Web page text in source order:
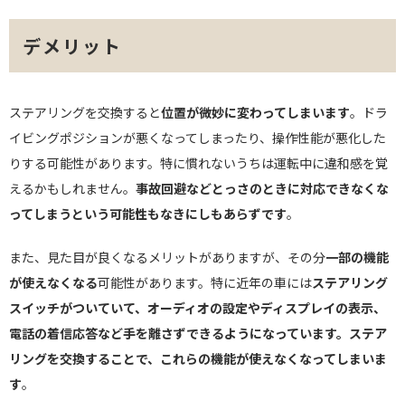
デメリット
ステアリングを交換すると位置が微妙に変わってしまいます。ドラ
イビングポジションが悪くなってしまったり、操作性能が悪化した
りする可能性があります。特に慣れないうちは運転中に違和感を覚
えるかもしれません。 事故回避などとっさのときに対応できなくな
ってしまうという可能性もなきにしもあらずです。
また、見た目が良くなるメリットがありますが、その分一部の機能
が使えなくなる可能性があります。特に近年の車にはステアリング
スイッチがついていて、オーディオの設定やディスプレイの表示、
電話の着信応答など手を離さずできるようになっています。ステア
リングを交換することで、これらの機能が使えなくなってしまいま
す。